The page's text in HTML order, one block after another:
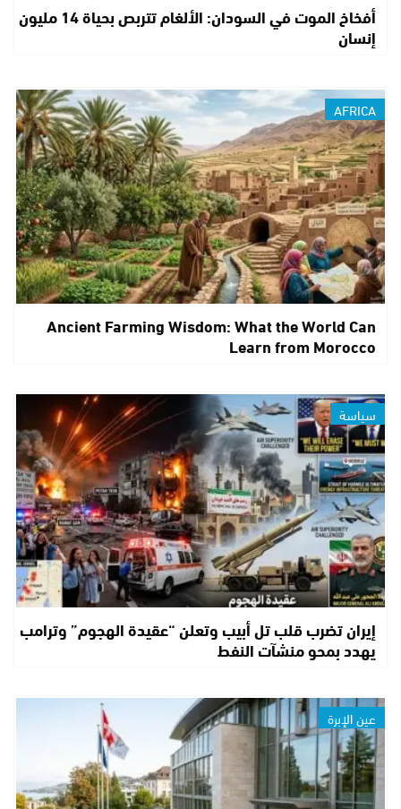
أفخاخ الموت في السودان: الألغام تتربص بحياة 14 مليون
إنسان
AFRICA
Ancient Farming Wisdom: What the World Can
Learn from Morocco
سياسة
إيران تضرب قلب تل أبيب وتعلن “عقيدة الهجوم” وترامب
يهدد بمحو منشآت النفط
عين الإبرة